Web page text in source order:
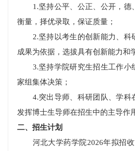
1.坚持公平、公正、公开，德
衡量，择优录取，保证质量；
2.坚持以考生的创新能力、科
成果为依据，选拔具有创新能力和
3.坚持学院研究生招生工作小
家组集体决策；
4.突出导师、科研团队、学科
发挥博士生导师在招生中的主导作
二、招生计划
河北大学药学院2026年拟招